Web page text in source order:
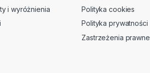
i wyróżnienia
Polityka cookies
Polityka prywatności
Zastrzeżenia prawne